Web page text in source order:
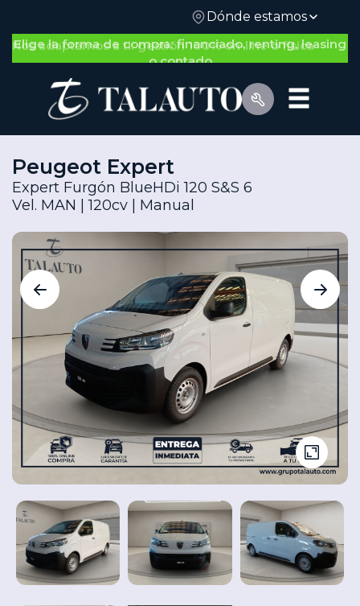
Dónde estamos
Nos adaptamos a ti: gestión 100% on-line o física
Por Tipo de Vehículo
Vehículos
nuevos
Seminuevos
y
Ocasión
Cita
Taller
Peugeot Expert
Expert Furgón BlueHDi 120 S&S 6
Vel. MAN | 120cv | Manual